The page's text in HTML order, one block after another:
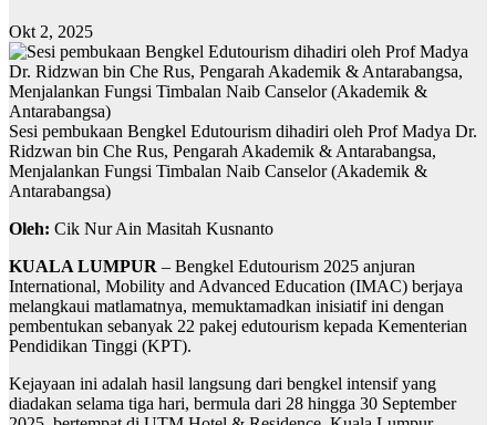
Okt 2, 2025
Sesi pembukaan Bengkel Edutourism dihadiri oleh Prof Madya Dr.
Ridzwan bin Che Rus, Pengarah Akademik & Antarabangsa,
Menjalankan Fungsi Timbalan Naib Canselor (Akademik &
Antarabangsa)
Oleh: Cik Nur Ain Masitah Kusnanto
KUALA LUMPUR – Bengkel Edutourism 2025 anjuran
International, Mobility and Advanced Education (IMAC) berjaya
melangkaui matlamatnya, memuktamadkan inisiatif ini dengan
pembentukan sebanyak 22 pakej edutourism kepada Kementerian
Pendidikan Tinggi (KPT).
Kejayaan ini adalah hasil langsung dari bengkel intensif yang
diadakan selama tiga hari, bermula dari 28 hingga 30 September